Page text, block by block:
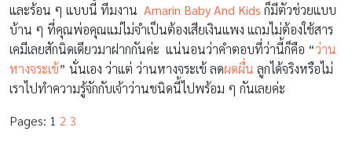
และร้อน ๆ แบบนี้ ทีมงาน Amarin Baby And Kids ก็มีตัวช่วยแบบ
บ้าน ๆ ที่คุณพ่อคุณแม่ไม่จำเป็นต้องเสียเงินแพง แถมไม่ต้องใช้สาร
เคมีเลยสักนิดเดียวมาฝากกันค่ะ แน่นอนว่าคำตอบที่ว่านี้ก็คือ “ว่าน
หางจระเข้” นั่นเอง ว่าแต่ ว่านหางจระเข้ ลดผดผื่น ลูกได้จริงหรือไม่
เราไปทำความรู้จักกับเจ้าว่านชนิดนี้ไปพร้อม ๆ กันเลยค่ะ
Pages: 1 2 3